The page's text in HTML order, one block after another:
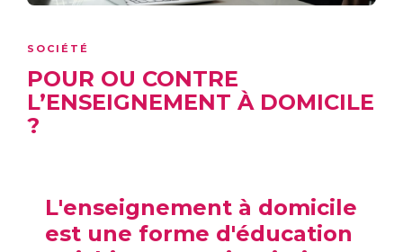
SOCIÉTÉ
POUR OU CONTRE
L’ENSEIGNEMENT À DOMICILE
?
L'enseignement à domicile
est une forme d'éducation